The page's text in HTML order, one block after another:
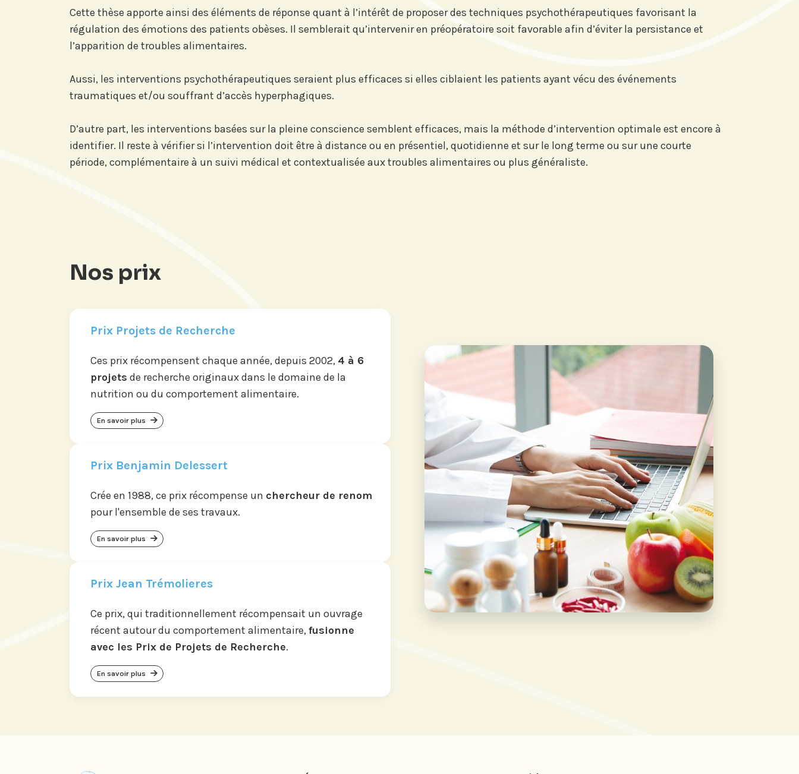
Cette thèse apporte ainsi des éléments de réponse quant à l’intérêt de proposer des techniques psychothérapeutiques favorisant la
régulation des émotions des patients obèses. Il semblerait qu’intervenir en préopératoire soit favorable afin d’éviter la persistance et
l’apparition de troubles alimentaires.
Aussi, les interventions psychothérapeutiques seraient plus efficaces si elles ciblaient les patients ayant vécu des événements
traumatiques et/ou souffrant d’accès hyperphagiques.
D’autre part, les interventions basées sur la pleine conscience semblent efficaces, mais la méthode d’intervention optimale est encore à
identifier. Il reste à vérifier si l’intervention doit être à distance ou en présentiel, quotidienne et sur le long terme ou sur une courte
période, complémentaire à un suivi médical et contextualisée aux troubles alimentaires ou plus généraliste.
Nos prix
Prix Projets de Recherche
Ces prix récompensent chaque année, depuis 2002, 4 à 6
projets de recherche originaux dans le domaine de la
nutrition ou du comportement alimentaire.
En savoir plus
Prix Benjamin Delessert
Crée en 1988, ce prix récompense un chercheur de renom
pour l'ensemble de ses travaux.
En savoir plus
Prix Jean Trémolieres
Ce prix, qui traditionnellement récompensait un ouvrage
récent autour du comportement alimentaire,fusionne
avec les Prix de Projets de Recherche.
En savoir plus